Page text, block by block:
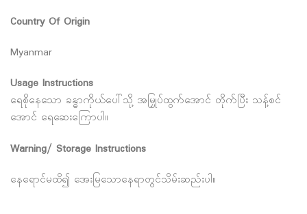
Country Of Origin
Myanmar
Usage Instructions
ရေစိုနေသော ခန္ဓာကိုယ်ပေါ်သို့ အမြှုပ်ထွက်အောင် တိုက်ပြီး သန့်စင်
အောင် ရေဆေးကြောပါ။
Warning/ Storage Instructions
နေရောင်မထိ၍ အေးမြသောနေရာတွင်သိမ်းဆည်းပါ။